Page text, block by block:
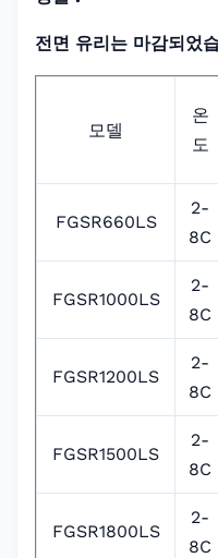
전면 유리는 마감되었
모델
온
도
FGSR660LS
2-
8C
FGSR1000LS
2-
8C
FGSR1200LS
2-
8C
FGSR1500LS
2-
8C
FGSR1800LS
2-
8C